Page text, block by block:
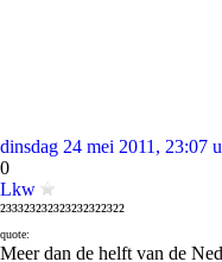
dinsdag 24 mei 2011, 23:07
0
Lkw
²³³³²³²³²³²³²³²³²²³²²
quote:
Meer dan de helft van de